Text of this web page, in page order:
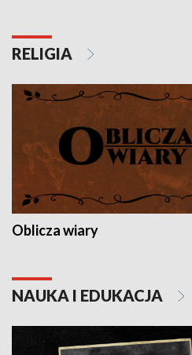
RELIGIA
Oblicza wiary
NAUKA I EDUKACJA